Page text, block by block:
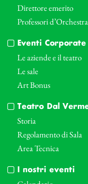
Direttore emerito
Professori d’Orchestra
Eventi Corporate
Le aziende e il teatro
Le sale
Art Bonus
Teatro Dal
Storia
Regolamento di Sala
Area Tecnica
I nostri eventi